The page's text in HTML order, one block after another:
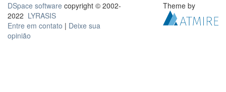
DSpace software copyright © 2002-
2022 LYRASIS
Entre em contato | Deixe sua
opinião
Theme by